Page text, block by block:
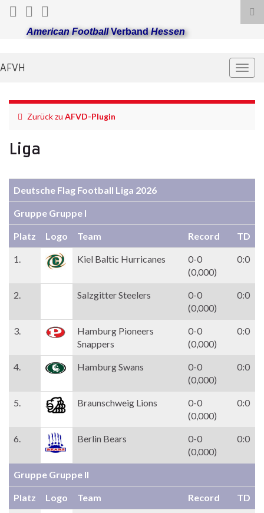
American FootballVerbandHessen
AFVH
Zurück zu AFVD-Plugin
Liga
Deutsche Flag Football Liga 2026
Gruppe Gruppe I
Platz Logo Team Record TD
1. Kiel Baltic Hurricanes
0-0
(0,000)
0:0
2. Salzgitter Steelers
0-0
(0,000)
0:0
3.
Hamburg Pioneers
Snappers
0-0
(0,000)
0:0
4. Hamburg Swans
0-0
(0,000)
0:0
5. Braunschweig Lions
0-0
(0,000)
0:0
6. Berlin Bears
0-0
(0,000)
0:0
Gruppe Gruppe II
Platz Logo Team Record TD